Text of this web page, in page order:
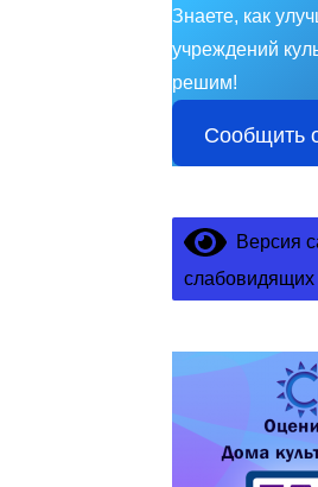
Знаете, как
учреждений
решим!
Сообщить
Версия
слабовидящих